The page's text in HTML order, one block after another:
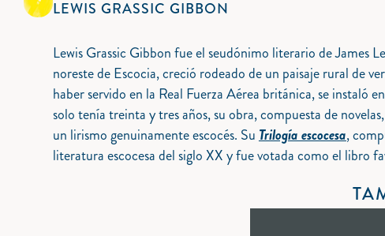
LEWIS GRASSIC GIBBON
Lewis Grassic Gibbon fue el seudónimo literario de James
noreste de Escocia, creció rodeado de un paisaje rural de
haber servido en la Real Fuerza Aérea británica, se
solo tenía treinta y tres años, su obra, compuesta de
un lirismo genuinamente escocés. Su Trilogía escocesa,
literatura escocesa del siglo XX y fue votada como el libro